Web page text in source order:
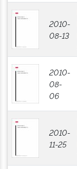
2010-
08-13
2010-
08-
06
2010-
11-25